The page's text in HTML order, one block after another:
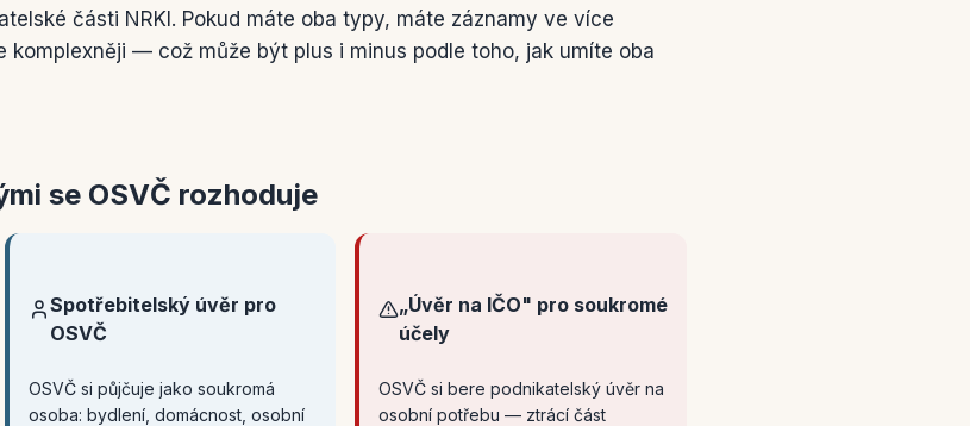
části NRKI. Pokud máte oba typy, máte záznamy ve více
komplexněji — což může být plus i minus podle toho, jak umíte oba
se OSVČ rozhoduje
Spotřebitelský úvěr pro
OSVČ
OSVČ si půjčuje jako soukromá
osoba: bydlení, domácnost, osobní
„Úvěr na IČO" pro soukromé
účely
OSVČ si bere podnikatelský úvěr na
osobní potřebu — ztrácí část